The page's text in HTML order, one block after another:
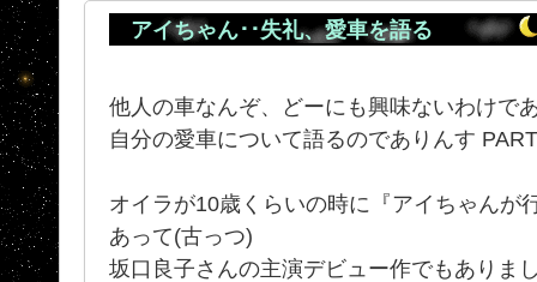
アイちゃん･･失礼、愛車を語る
他人の車なんぞ、どーにも興味ないわけで
自分の愛車について語るのでありんす
オイラが10歳くらいの時に『アイちゃんが
あって(古っつ)
坂口良子さんの主演デビュー作でもありま